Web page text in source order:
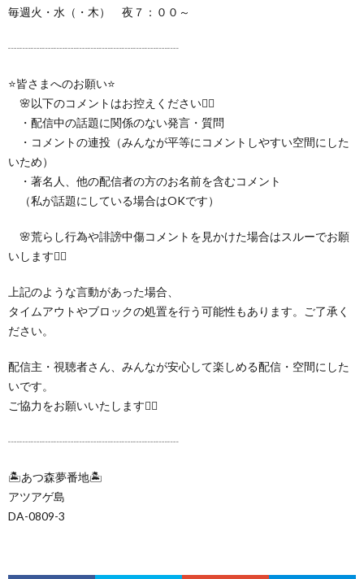
毎週火・水（・木） 夜７：００～
┈┈┈┈┈┈┈┈┈┈┈┈┈┈┈
⭐️皆さまへのお願い⭐️
🌸以下のコメントはお控えください🙇‍♀️
・配信中の話題に関係のない発言・質問
・コメントの連投（みんなが平等にコメントしやすい空間にした
いため）
・著名人、他の配信者の方のお名前を含むコメント
（私が話題にしている場合はOKです）
🌸荒らし行為や誹謗中傷コメントを見かけた場合はスルーでお願
いします🙇‍♀️
上記のような言動があった場合、
タイムアウトやブロックの処置を行う可能性もあります。ご了承く
ださい。
配信主・視聴者さん、みんなが安心して楽しめる配信・空間にした
いです。
ご協力をお願いいたします🙇‍♀️
┈┈┈┈┈┈┈┈┈┈┈┈┈┈┈
🏝️あつ森夢番地🏝️
アツアゲ島
DA-0809-3